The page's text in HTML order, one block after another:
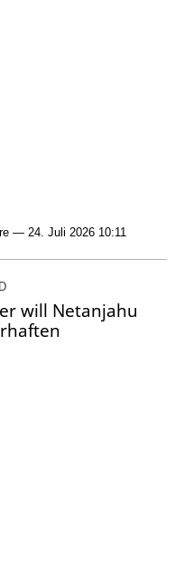
— 24. Juli 2026 10:11
will Netanjahu